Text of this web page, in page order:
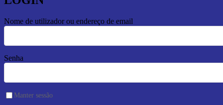
Nome de utilizador ou endereço de email
Senha
Manter sessão